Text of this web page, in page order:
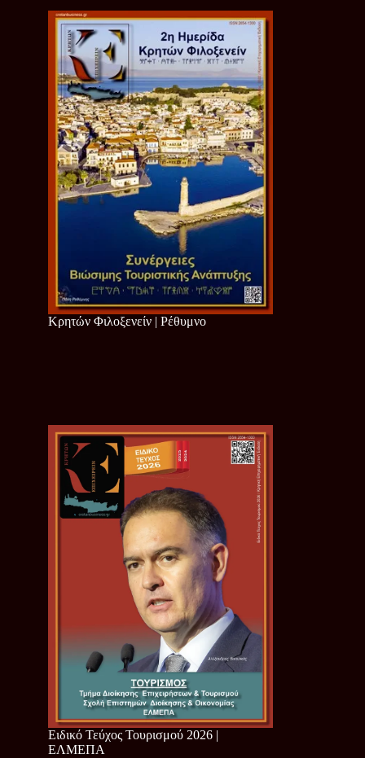
Κρητών Φιλοξενείν | Ρέθυμνο
Ειδικό Τεύχος Τουρισμού 2026 |
ΕΛΜΕΠΑ